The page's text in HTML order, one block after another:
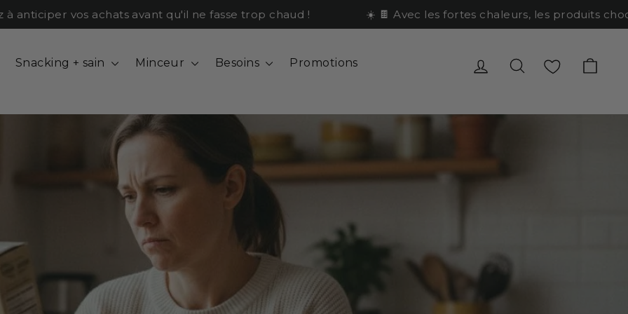
vos achats avant qu'il ne fasse trop chaud ! ☀️ 🍫 Avec les fortes chaleurs, les produits
Snacking + sain Minceur Besoins
Promotions
Se connecterRechercher
Favoris